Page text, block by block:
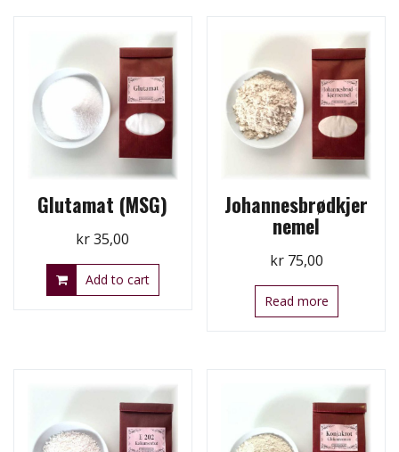
Glutamat (MSG)
kr35,00
Add to cart
Johannesbrødkjer
nemel
kr75,00
Read more